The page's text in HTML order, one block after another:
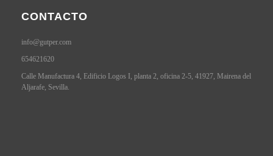
CONTACTO
info@gutper.com
654621620
Calle Manufactura 4, Edificio Logos I, planta 2, oficina 2-5, 41927, Mairena del
Aljarafe, Sevilla.